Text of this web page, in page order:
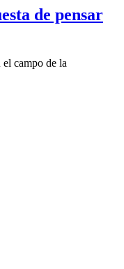
de pensar
campo de la